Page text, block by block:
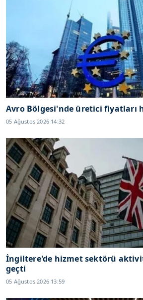
Avro Bölgesi'nde üretici fiyatları
05 Ağustos 2026 14:32
İngiltere'de hizmet sektörü
geçti
05 Ağustos 2026 13:59